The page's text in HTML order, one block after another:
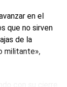
en el
que no sirven
de la
militante»,